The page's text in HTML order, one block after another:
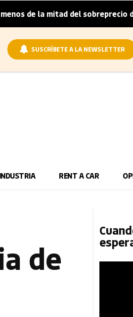
mitad del sobreprecio del coche
SUSCRÍBETE A LA NEWSLETTER
INDUSTRIA RENT A CAR
de